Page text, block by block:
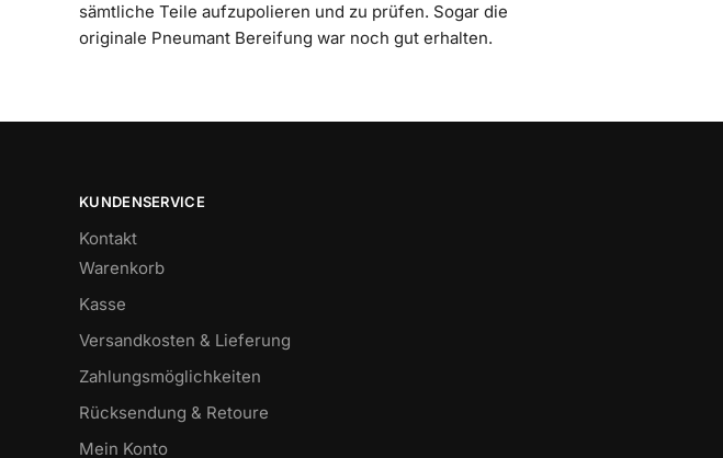
sämtliche Teile aufzupolieren und zu prüfen. Sogar die
originale Pneumant Bereifung war noch gut erhalten.
KUNDENSERVICE
Kontakt
Warenkorb
Kasse
Versandkosten & Lieferung
Zahlungsmöglichkeiten
Rücksendung & Retoure
Mein Konto